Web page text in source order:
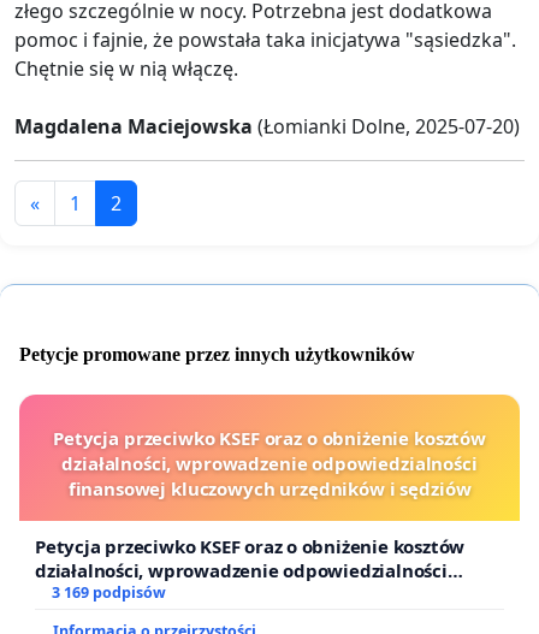
złego szczególnie w nocy. Potrzebna jest dodatkowa
pomoc i fajnie, że powstała taka inicjatywa "sąsiedzka".
Chętnie się w nią włączę.
Magdalena Maciejowska (Łomianki Dolne, 2025-07-20)
« 1 2
Petycje promowane przez innych użytkowników
Petycja przeciwko KSEF oraz o obniżenie kosztów
działalności, wprowadzenie odpowiedzialności
finansowej kluczowych urzędników i sędziów
Petycja przeciwko KSEF oraz o obniżenie kosztów
działalności, wprowadzenie odpowiedzialności
finansowej kluczowych urzędników i sędziów
3 169 podpisów